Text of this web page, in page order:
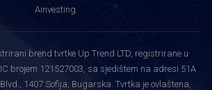
Ainvesting.
brend tvrtke Up Trend LTD, registrirane u
brojem 121527003, sa sjedištem na adresi 51A
1407 Sofija, Bugarska. Tvrtka je ovlaštena,